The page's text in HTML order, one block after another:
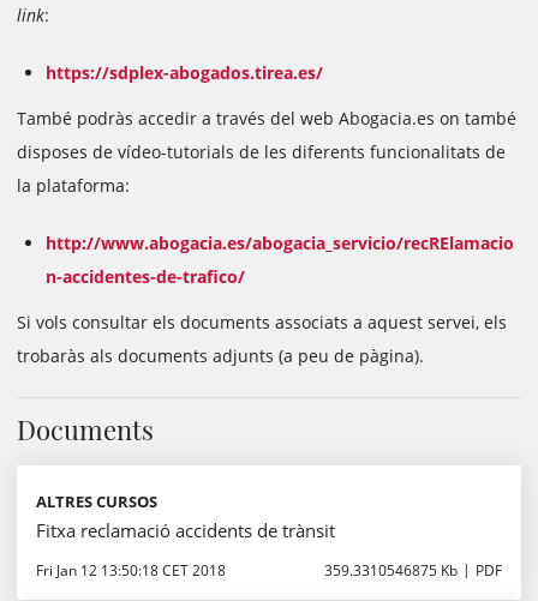
link:
https://sdplex-abogados.tirea.es/
També podràs accedir a través del web Abogacia.es on també
disposes de vídeo-tutorials de les diferents funcionalitats de
la plataforma:
http://www.abogacia.es/abogacia_servicio/recRElamacio
n-accidentes-de-trafico/
Si vols consultar els documents associats a aquest servei, els
trobaràs als documents adjunts (a peu de pàgina).
Documents
ALTRES CURSOS
Fitxa reclamació accidents de trànsit
Fri Jan 12 13:50:18 CET 2018 359.3310546875 Kb PDF